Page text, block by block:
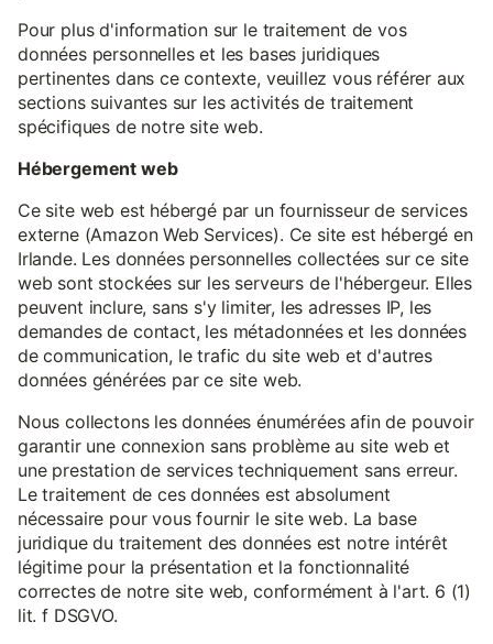
Pour plus d'information sur le traitement de vos
données personnelles et les bases juridiques
pertinentes dans ce contexte, veuillez vous référer aux
sections suivantes sur les activités de traitement
spécifiques de notre site web.
Hébergement web
Ce site web est hébergé par un fournisseur de services
externe (Amazon Web Services). Ce site est hébergé en
Irlande. Les données personnelles collectées sur ce site
web sont stockées sur les serveurs de l'hébergeur. Elles
peuvent inclure, sans s'y limiter, les adresses IP, les
demandes de contact, les métadonnées et les données
de communication, le trafic du site web et d'autres
données générées par ce site web.
Nous collectons les données énumérées afin de pouvoir
garantir une connexion sans problème au site web et
une prestation de services techniquement sans erreur.
Le traitement de ces données est absolument
nécessaire pour vous fournir le site web. La base
juridique du traitement des données est notre intérêt
légitime pour la présentation et la fonctionnalité
correctes de notre site web, conformément à l'art. 6 (1)
lit. f DSGVO.